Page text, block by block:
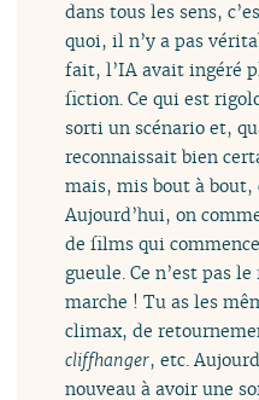
dans tous les sens,
quoi, il n’y a pas
fait, l’IA avait ingéré
fiction. Ce qui est
sorti un scénario et,
reconnaissait bien
mais, mis bout à bout,
Aujourd’hui, on
de films qui
gueule. Ce n’est pas
marche ! Tu as les
climax, de
cliffhanger, etc.
nouveau à avoir une